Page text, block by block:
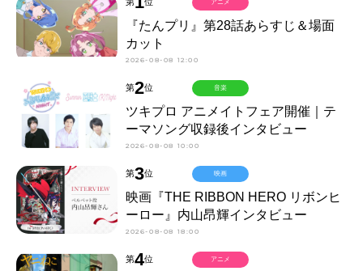
『たんプリ』第28話あらすじ＆場面
カット
2026-08-08 12:00
アニメ
第2位
ツキプロ アニメイトフェア開催｜テ
ーマソング収録後インタビュー
2026-08-08 10:00
音楽
第3位
映画『THE RIBBON HERO リボンヒ
ーロー』内山昂輝インタビュー
2026-08-08 18:00
映画
第4位 アニメ